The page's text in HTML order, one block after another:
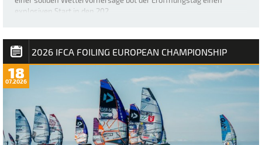
explosiven Start in den 202…
2026 IFCA FOILING EUROPEAN CHAMPIONSHIP
18
07.2026